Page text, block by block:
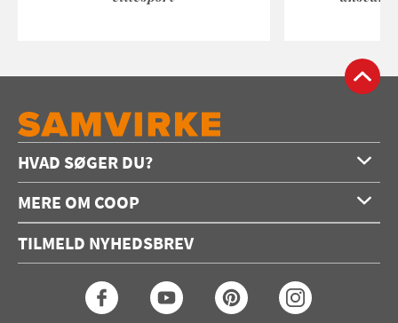
HVAD SØGER DU?
Forside
Opskrifter
Konkurrencer
MERE OM COOP
Annoncering
Coop medlem
TILMELD NYHEDSBREV